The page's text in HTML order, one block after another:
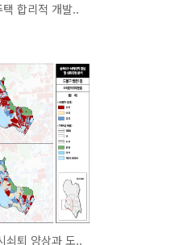
합리적 개발..
쇠퇴 양상과 도..